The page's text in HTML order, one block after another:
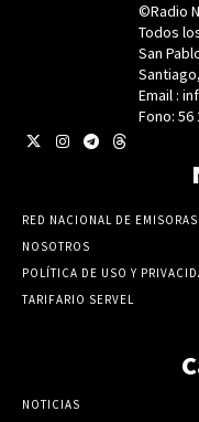
©Radio
Todos
San
Email :
Fono: 56
RED NACIONAL DE EMISORAS
NOSOTROS
POLÍTICA DE USO Y
TARIFARIO SERVEL
NOTICIAS